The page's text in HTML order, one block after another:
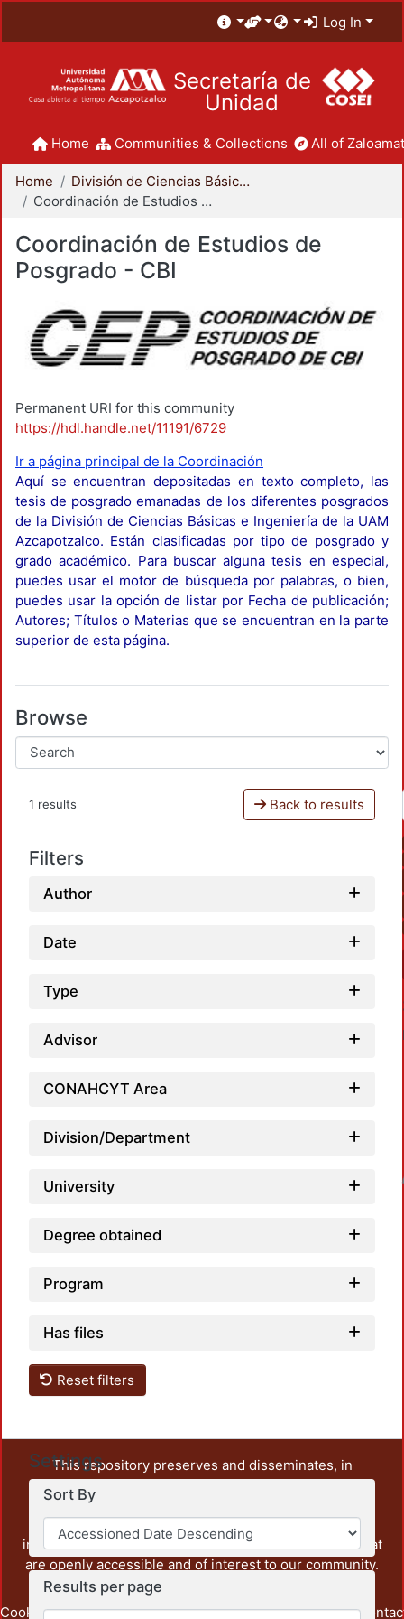
Log In
Secretaría de
Unidad
Home Communities & Collections All of
Home
División de Ciencias Básicas e Ingeniería
Coordinación de Estudios de Posgrado - CBI
Coordinación de Estudios de
Posgrado - CBI
Permanent URI for this community
https://hdl.handle.net/11191/6729
Ir a página principal de la Coordinación
Aquí se encuentran depositadas en texto completo, las
tesis de posgrado emanadas de los diferentes posgrados
de la División de Ciencias Básicas e Ingeniería de la UAM
Azcapotzalco. Están clasificadas por tipo de posgrado y
grado académico. Para buscar alguna tesis en especial,
puedes usar el motor de búsqueda por palabras, o bien,
puedes usar la opción de listar por Fecha de publicación;
Autores; Títulos o Materias que se encuentran en la parte
superior de esta página.
Browse
1 results Back to results
Filters
Author
Date
Type
Advisor
CONAHCYT Area
Division/Department
University
Degree obtained
Program
Has files
Reset filters
Settings
Sort By
Results per page
This repository preserves and disseminates, in
unrestricted open access, the teaching and research
output of UAM Azcapotzalco. It also includes some
administrative and graphic documents from the
institution, as well as content from other institutions that
are openly accessible and of interest to our community.
Cookie Privacy End User Send